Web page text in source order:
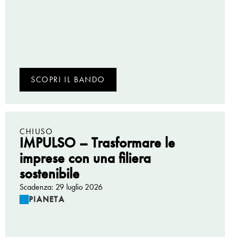
SCOPRI IL BANDO
CHIUSO
IMPULSO – Trasformare le
imprese con una filiera
sostenibile
Scadenza: 29 luglio 2026
PIANETA